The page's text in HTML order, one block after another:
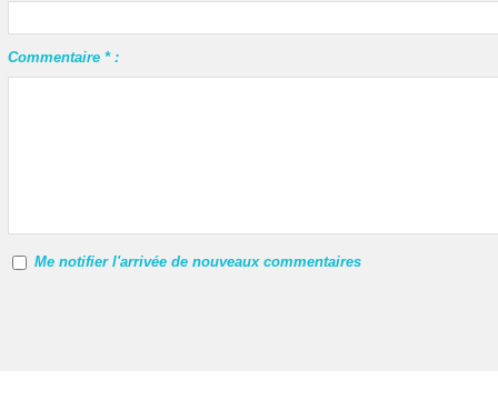
Commentaire * :
Me notifier l'arrivée de nouveaux commentaires